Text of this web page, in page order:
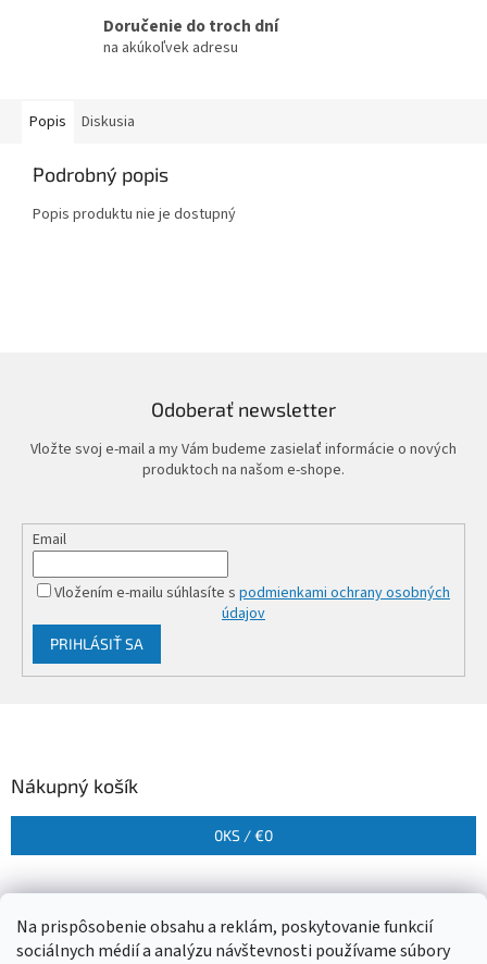
Na prispôsobenie obsahu a reklám, poskytovanie funkcií
sociálnych médií a analýzu návštevnosti používame súbory
Doručenie do troch dní
na akúkoľvek adresu
Popis Diskusia
Podrobný popis
Popis produktu nie je dostupný
Odoberať newsletter
Vložte svoj e-mail a my Vám budeme zasielať informácie o nových
produktoch na našom e-shope.
Email
Vložením e-mailu súhlasíte s podmienkami ochrany osobných
údajov
PRIHLÁSIŤ SA
Nákupný košík
0KS /€0